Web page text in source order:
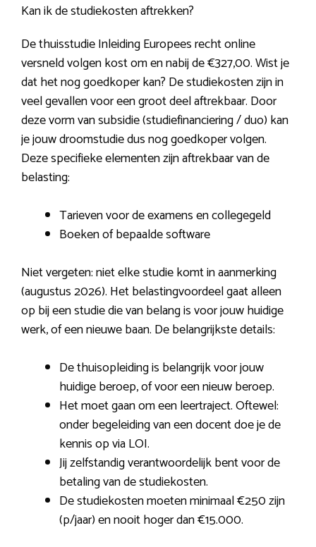
Kan ik de studiekosten aftrekken?
De thuisstudie Inleiding Europees recht online
versneld volgen kost om en nabij de €327,00. Wist je
dat het nog goedkoper kan? De studiekosten zijn in
veel gevallen voor een groot deel aftrekbaar. Door
deze vorm van subsidie (studiefinanciering / duo) kan
je jouw droomstudie dus nog goedkoper volgen.
Deze specifieke elementen zijn aftrekbaar van de
belasting:
Tarieven voor de examens en collegegeld
Boeken of bepaalde software
Niet vergeten: niet elke studie komt in aanmerking
(augustus 2026). Het belastingvoordeel gaat alleen
op bij een studie die van belang is voor jouw huidige
werk, of een nieuwe baan. De belangrijkste details:
De thuisopleiding is belangrijk voor jouw
huidige beroep, of voor een nieuw beroep.
Het moet gaan om een leertraject. Oftewel:
onder begeleiding van een docent doe je de
kennis op via LOI.
Jij zelfstandig verantwoordelijk bent voor de
betaling van de studiekosten.
De studiekosten moeten minimaal €250 zijn
(p/jaar) en nooit hoger dan €15.000.